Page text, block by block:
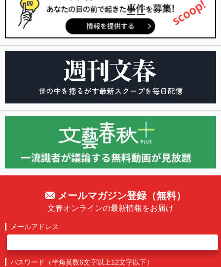
メールマガジン登録（無料）
文春オンラインの最新情報をお届け
メールアドレス
パスワード（半角英数6文字以上12文字以下）